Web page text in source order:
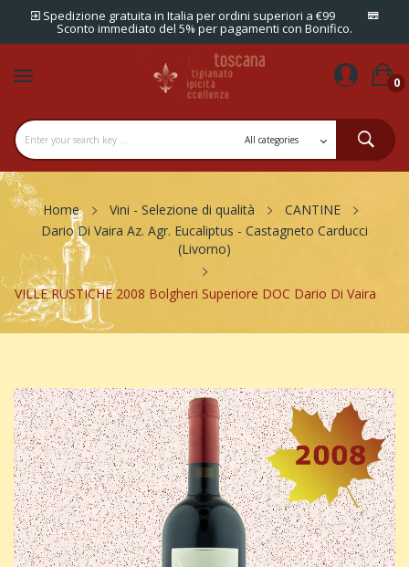
Spedizione gratuita in Italia per ordini superiori a €99
Sconto immediato del 5% per pagamenti con Bonifico.
0
Home Vini - Selezione di qualità
CANTINE
Dario Di Vaira Az. Agr. Eucaliptus - Castagneto Carducci
(Livorno)
VILLE RUSTICHE 2008 Bolgheri Superiore DOC Dario Di Vaira